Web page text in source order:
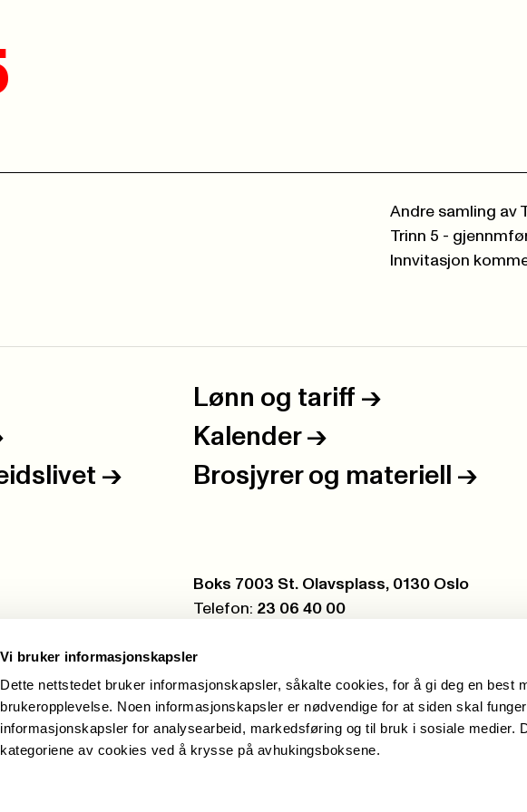
Vi bruker informasjonskapsler
Dette nettstedet bruker informasjonskapsler, såkalte cookies, for å gi deg en best
brukeropplevelse. Noen informasjonskapsler er nødvendige for at siden skal
informasjonskapsler for analysearbeid, markedsføring og til bruk i sosiale medier.
kategoriene av cookies ved å krysse på avhukingsboksene.
Andre samling av
Trinn 5 -
Innvitasjon
Lønn og tariff ->
Kalender ->
-> Brosjyrer og materiell ->
Postboks:
Boks 7003 St. Olavsplass, 0130 Oslo
Telefon: 23 06 40 00